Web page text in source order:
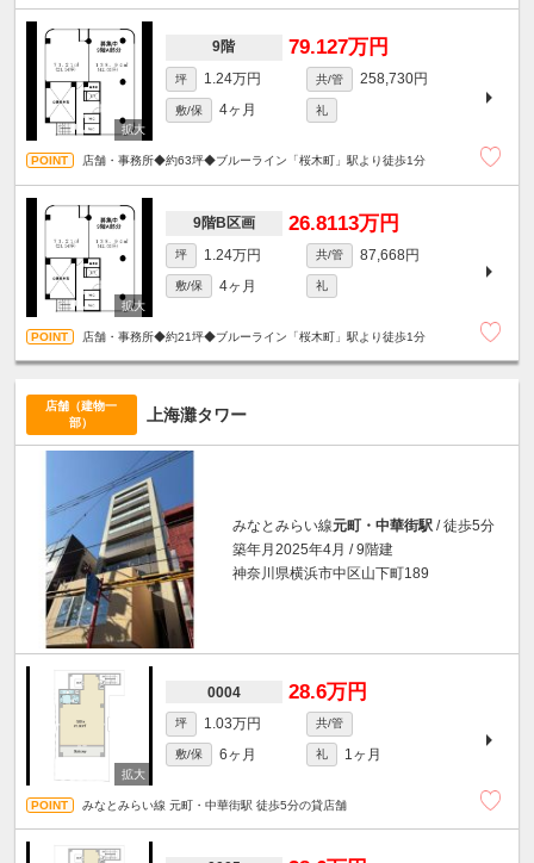
9階 79.127万円
坪 1.24万円 共/管 258,730円
敷/保 4ヶ月 礼
店舗・事務所◆約63坪◆ブルーライン「桜木町」駅より徒歩1分
9階B区画 26.8113万円
坪 1.24万円 共/管 87,668円
敷/保 4ヶ月 礼
店舗・事務所◆約21坪◆ブルーライン「桜木町」駅より徒歩1分
店舗（建物一
部）
上海灘タワー
みなとみらい線元町・中華街駅 / 徒歩5分
築年月2025年4月 / 9階建
神奈川県横浜市中区山下町189
0004 28.6万円
坪 1.03万円 共/管
敷/保 6ヶ月 礼 1ヶ月
みなとみらい線 元町・中華街駅 徒歩5分の貸店舗